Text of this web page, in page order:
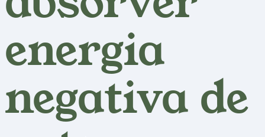
energia
negativa de